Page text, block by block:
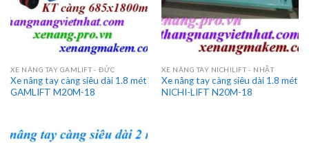
XE NÂNG TAY GAMLIFT - ĐỨC
Xe nâng tay càng siêu dài 1.8 mét
GAMLIFT M20M-18
XE NÂNG TAY NICHILIFT - NHẬT
Xe nâng tay càng siêu dài 1.8 mét
NICHI-LIFT N20M-18